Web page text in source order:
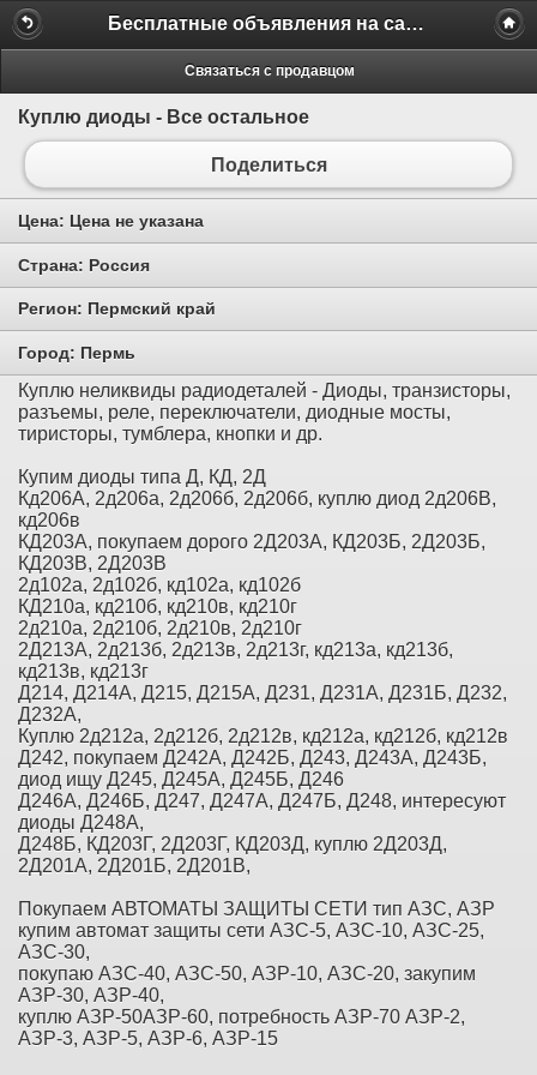
Бесплатные объявления на сайте MILAMO.ru
Связаться с продавцом
Куплю диоды - Все остальное
Поделиться
Цена: Цена не указана
Страна: Россия
Регион: Пермский край
Город: Пермь
Куплю неликвиды радиодеталей - Диоды, транзисторы,
разъемы, реле, переключатели, диодные мосты,
тиристоры, тумблера, кнопки и др.
Купим диоды типа Д, КД, 2Д
Кд206А, 2д206а, 2д206б, 2д206б, куплю диод 2д206В,
кд206в
КД203А, покупаем дорого 2Д203А, КД203Б, 2Д203Б,
КД203В, 2Д203В
2д102а, 2д102б, кд102а, кд102б
КД210а, кд210б, кд210в, кд210г
2д210а, 2д210б, 2д210в, 2д210г
2Д213А, 2д213б, 2д213в, 2д213г, кд213а, кд213б,
кд213в, кд213г
Д214, Д214А, Д215, Д215А, Д231, Д231А, Д231Б, Д232,
Д232А,
Куплю 2д212а, 2д212б, 2д212в, кд212а, кд212б, кд212в
Д242, покупаем Д242А, Д242Б, Д243, Д243А, Д243Б,
диод ищу Д245, Д245А, Д245Б, Д246
Д246А, Д246Б, Д247, Д247А, Д247Б, Д248, интересуют
диоды Д248А,
Д248Б, КД203Г, 2Д203Г, КД203Д, куплю 2Д203Д,
2Д201А, 2Д201Б, 2Д201В,
Покупаем АВТОМАТЫ ЗАЩИТЫ СЕТИ тип АЗС, АЗР
купим автомат защиты сети АЗС-5, АЗС-10, АЗС-25,
АЗС-30,
покупаю АЗС-40, АЗС-50, АЗР-10, АЗС-20, закупим
АЗР-30, АЗР-40,
куплю АЗР-50АЗР-60, потребность АЗР-70 АЗР-2,
АЗР-3, АЗР-5, АЗР-6, АЗР-15